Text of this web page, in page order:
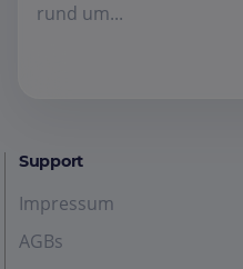
rund um...
Support
Impressum
AGBs